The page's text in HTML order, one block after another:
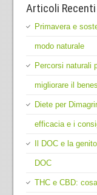
Articoli Recenti
Primavera e
modo naturale
Percorsi naturali
migliorare il
Diete per
efficacia e i
Il DOC e la
DOC
THC e CBD: